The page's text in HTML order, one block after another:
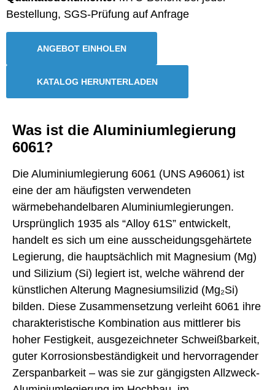
Bestellung, SGS-Prüfung auf Anfrage
ANGEBOT EINHOLEN
KATALOG HERUNTERLADEN
Was ist die Aluminiumlegierung
6061?
Die Aluminiumlegierung 6061 (UNS A96061) ist
eine der am häufigsten verwendeten
wärmebehandelbaren Aluminiumlegierungen.
Ursprünglich 1935 als “Alloy 61S” entwickelt,
handelt es sich um eine ausscheidungsgehärtete
Legierung, die hauptsächlich mit Magnesium (Mg)
und Silizium (Si) legiert ist, welche während der
künstlichen Alterung Magnesiumsilizid (Mg₂Si)
bilden. Diese Zusammensetzung verleiht 6061 ihre
charakteristische Kombination aus mittlerer bis
hoher Festigkeit, ausgezeichneter Schweißbarkeit,
guter Korrosionsbeständigkeit und hervorragender
Zerspanbarkeit – was sie zur gängigsten Allzweck-